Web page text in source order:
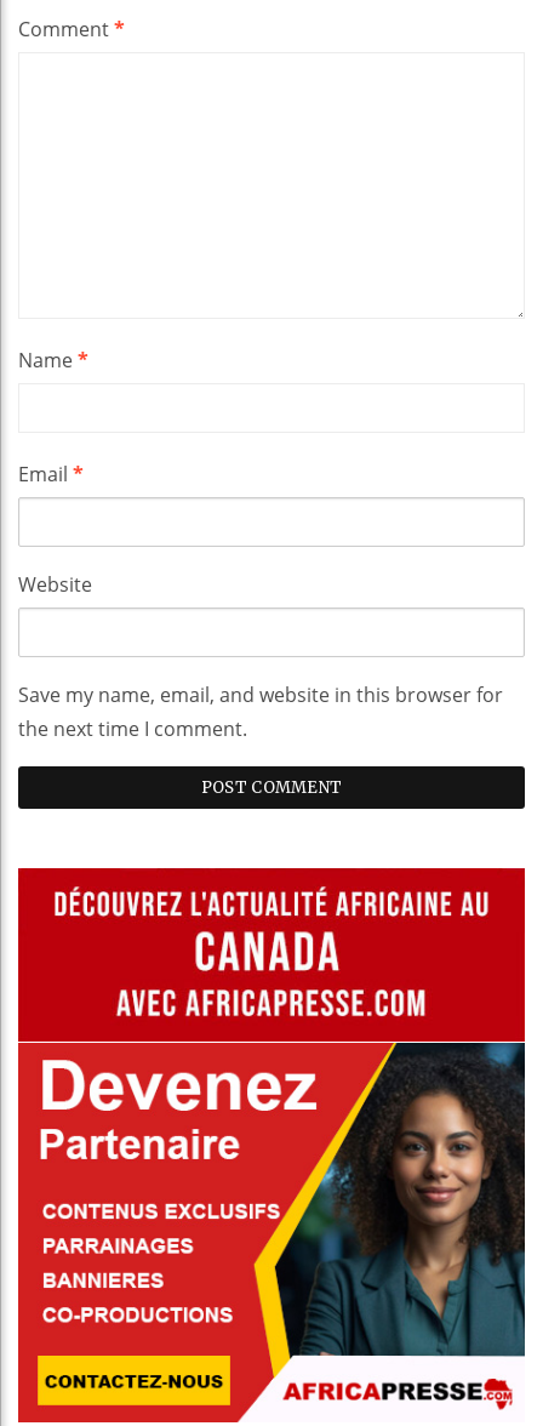
Comment*
Name*
Email *
Website
Save my name, email, and website in this browser for
the next time I comment.